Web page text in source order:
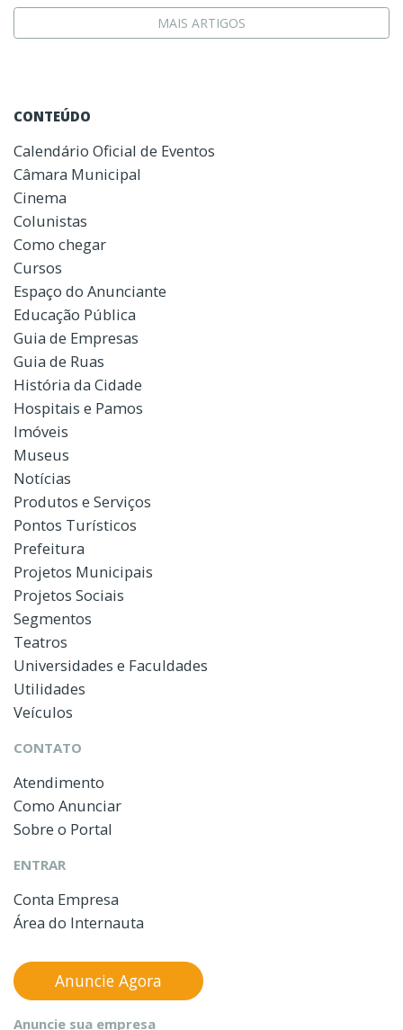
MAIS ARTIGOS
CONTEÚDO
Calendário Oficial de Eventos
Câmara Municipal
Cinema
Colunistas
Como chegar
Cursos
Espaço do Anunciante
Educação Pública
Guia de Empresas
Guia de Ruas
História da Cidade
Hospitais e Pamos
Imóveis
Museus
Notícias
Produtos e Serviços
Pontos Turísticos
Prefeitura
Projetos Municipais
Projetos Sociais
Segmentos
Teatros
Universidades e Faculdades
Utilidades
Veículos
CONTATO
Atendimento
Como Anunciar
Sobre o Portal
ENTRAR
Conta Empresa
Área do Internauta
Anuncie sua empresa
Anuncie Agora